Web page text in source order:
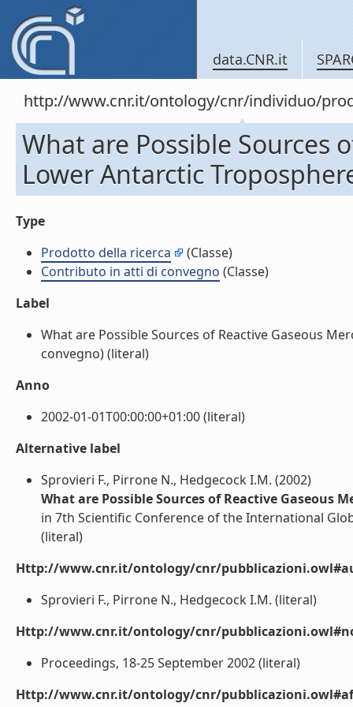
data.CNR.it
http://www.cnr.it/ontology/cnr/individuo/
What are Possible Sources
Lower Antarctic
Type
Prodotto della ricerca
(Classe)
Contributo in atti di convegno (Classe)
Label
What are Possible Sources of Reactive Gaseous
convegno) (literal)
Anno
2002-01-01T00:00:00+01:00 (literal)
Alternative label
Sprovieri F., Pirrone N., Hedgecock I.M. (2002)
What are Possible Sources of Reactive Gaseous
in 7th Scientific Conference of the International
(literal)
Http://www.cnr.it/ontology/cnr/
Sprovieri F., Pirrone N., Hedgecock I.M. (literal)
Http://www.cnr.it/ontology/cnr/
Proceedings, 18-25 September 2002 (literal)
Http://www.cnr.it/ontology/cnr/